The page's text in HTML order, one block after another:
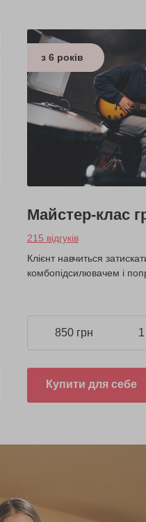
з 6 років
Майстер-клас
215 відгуків
Клієнт навчиться
комбопідсилювачем і
850 грн
Купити для себе